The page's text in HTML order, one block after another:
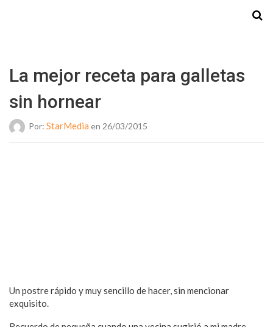
La mejor receta para galletas
sin hornear
Por: StarMedia en 26/03/2015
Un postre rápido y muy sencillo de hacer, sin mencionar
exquisito.